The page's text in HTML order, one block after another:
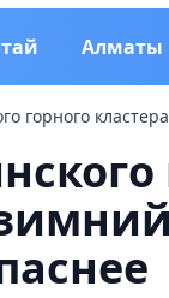
Алматы
горного